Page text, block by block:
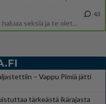
Miksi se että mies on seksuaalinen ja haluaa seksiä ja te olette hänen mielestänne haluttava on vastenmielistä? Mikä sii
43
– Vappu Pimiä jätti
tärkeästä ikärajasta